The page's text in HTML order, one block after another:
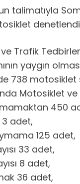
talimatıyla
Trafik
yaygın
738
Motosiklet
450
adet,
125 adet,
33 adet,
8 adet,
36 adet,